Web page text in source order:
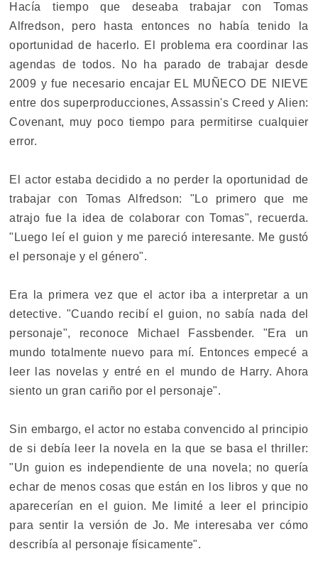
Hacía tiempo que deseaba trabajar con Tomas
Alfredson, pero hasta entonces no había tenido la
oportunidad de hacerlo. El problema era coordinar las
agendas de todos. No ha parado de trabajar desde
2009 y fue necesario encajar EL MUÑECO DE NIEVE
entre dos superproducciones, Assassin's Creed y Alien:
Covenant, muy poco tiempo para permitirse cualquier
error.
El actor estaba decidido a no perder la oportunidad de
trabajar con Tomas Alfredson: "Lo primero que me
atrajo fue la idea de colaborar con Tomas", recuerda.
"Luego leí el guion y me pareció interesante. Me gustó
el personaje y el género".
Era la primera vez que el actor iba a interpretar a un
detective. "Cuando recibí el guion, no sabía nada del
personaje", reconoce Michael Fassbender. "Era un
mundo totalmente nuevo para mí. Entonces empecé a
leer las novelas y entré en el mundo de Harry. Ahora
siento un gran cariño por el personaje".
Sin embargo, el actor no estaba convencido al principio
de si debía leer la novela en la que se basa el thriller:
"Un guion es independiente de una novela; no quería
echar de menos cosas que están en los libros y que no
aparecerían en el guion. Me limité a leer el principio
para sentir la versión de Jo. Me interesaba ver cómo
describía al personaje físicamente".